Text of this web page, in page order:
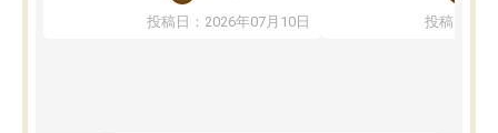
も部活でも結果を残すことができてよ
かった。また問題演習の際に、自分が
投稿日：2026年07月10日
項目のおかげで、手軽
投稿日：